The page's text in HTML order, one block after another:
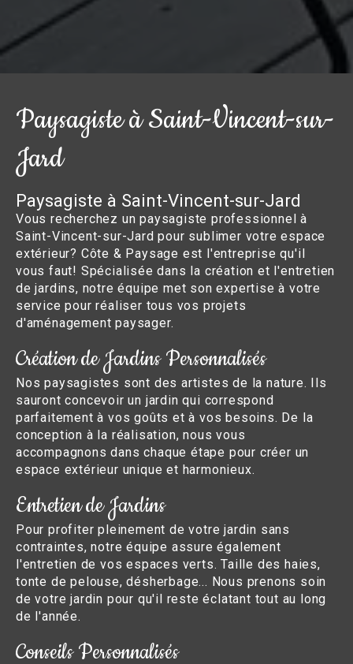
Paysagiste à Saint-Vincent-sur-
Jard
Paysagiste à Saint-Vincent-sur-Jard
Vous recherchez un paysagiste professionnel à
Saint-Vincent-sur-Jard pour sublimer votre espace
extérieur? Côte & Paysage est l'entreprise qu'il
vous faut! Spécialisée dans la création et l'entretien
de jardins, notre équipe met son expertise à votre
service pour réaliser tous vos projets
d'aménagement paysager.
Création de Jardins Personnalisés
Nos paysagistes sont des artistes de la nature. Ils
sauront concevoir un jardin qui correspond
parfaitement à vos goûts et à vos besoins. De la
conception à la réalisation, nous vous
accompagnons dans chaque étape pour créer un
espace extérieur unique et harmonieux.
Entretien de Jardins
Pour profiter pleinement de votre jardin sans
contraintes, notre équipe assure également
l'entretien de vos espaces verts. Taille des haies,
tonte de pelouse, désherbage... Nous prenons soin
de votre jardin pour qu'il reste éclatant tout au long
de l'année.
Conseils Personnalisés